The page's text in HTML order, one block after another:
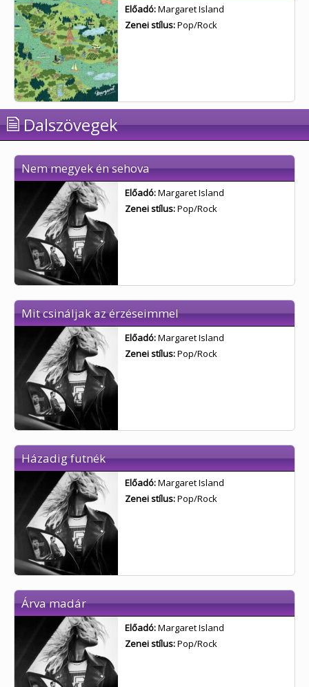
Előadó:Margaret Island
Zenei stílus:Pop/Rock
Dalszövegek
Nem megyek én sehova
Előadó:Margaret Island
Zenei stílus:Pop/Rock
Mit csináljak az érzéseimmel
Előadó:Margaret Island
Zenei stílus:Pop/Rock
Házadig futnék
Előadó:Margaret Island
Zenei stílus:Pop/Rock
Árva madár
Előadó:Margaret Island
Zenei stílus:Pop/Rock